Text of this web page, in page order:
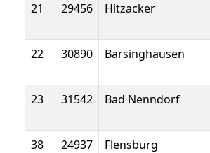
21
29456 Hitzacker
22 30890 Barsinghausen
23 31542 Bad Nenndorf
38 24937 Flensburg